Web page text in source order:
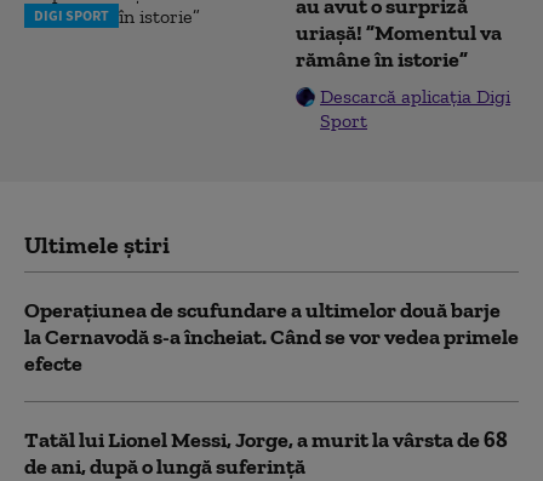
DIGI SPORT
au avut o surpriză
uriașă! ”Momentul va
rămâne în istorie”
Descarcă aplicația Digi
Sport
Ultimele știri
Operațiunea de scufundare a ultimelor două barje
la Cernavodă s-a încheiat. Când se vor vedea primele
efecte
Tatăl lui Lionel Messi, Jorge, a murit la vârsta de 68
de ani, după o lungă suferință